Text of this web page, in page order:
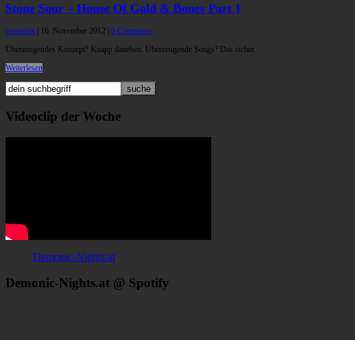
Stone Sour – House Of Gold & Bones Part 1
necrodex 16. November 2012
0 Comments
Überzeugendes Konzept? Knapp daneben. Überzeugende Songs? Das sicher.
Weiterlesen
Videoclip der Woche
Demonic-Nights.at
Demonic-Nights.at @ Spotify